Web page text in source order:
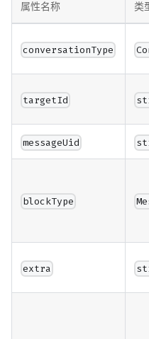
属性名称 类
conversationType
targetId
messageUid
blockType
extra